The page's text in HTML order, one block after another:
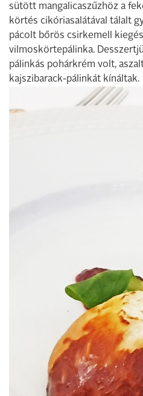
sütött mangalicaszűzhöz a
körtés cikóriasalátával tálalt
pácolt bőrös csirkemell
vilmoskörtepálinka.
pálinkás pohárkrém volt,
kajszibarack-pálinkát kínáltak.